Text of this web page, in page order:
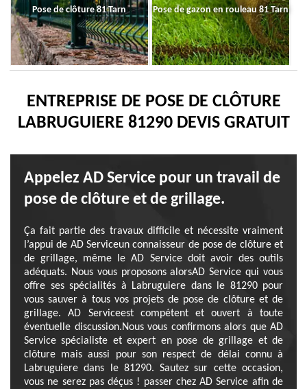
Pose de clôture 81 Tarn Pose de gazon en rouleau 81 Tarn
ENTREPRISE DE POSE DE CLÔTURE
LABRUGUIERE 81290 DEVIS GRATUIT
Appelez AD Service pour un travail de
pose de clôture et de grillage.
Ça fait partie des travaux difficile et nécessite vraiment
l’appui de AD Serviceun connaisseur de pose de clôture et
de grillage, même le AD Service doit avoir des outils
adéquats. Nous vous proposons alorsAD Service qui vous
offre ses spécialités à Labruguiere dans le 81290 pour
vous sauver à tous vos projets de pose de clôture et de
grillage. AD Serviceest compétent et ouvert à toute
éventuelle discussion.Nous vous confirmons alors que AD
Service spécialiste et expert en pose de grillage et de
clôture mais aussi pour son respect de délai connu à
Labruguiere dans le 81290. Sautez sur cette occasion,
vous ne serez pas déçus ! passer chez AD Service afin de